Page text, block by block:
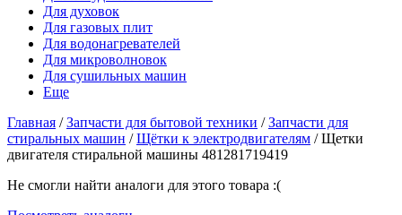
Для духовок
Для газовых плит
Для водонагревателей
Для микроволновок
Для сушильных машин
Еще
Главная /Запчасти для бытовой техники /Запчасти для
стиральных машин /Щётки к электродвигателям / Щетки
двигателя стиральной машины 481281719419
Не смогли найти аналоги для этого товара :(